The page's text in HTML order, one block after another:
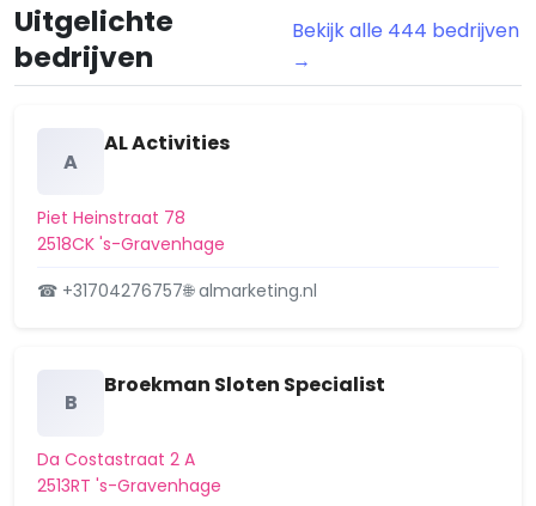
Meldingen - Melding brandveilig
gebruik, Bazarstraat 20, 2518 AJ 's-
Gravenhage
Overig
10 maart 2025
Wijk 08 Duindorp
Wijk 09 Geuzen- en Statenkwartier
Wijk 10 Zorgvliet
Wijk 12 Bomen- en Bloemenbuurt
Wijk 13 Vogelwijk
Wijk 15 Kijkduin en Ockenburgh
Wijk 17 Loosduinen
Uitgelichte
bedrijven
Bekijk alle 444 bedrijven
→
A
AL Activities
Piet Heinstraat 78
2518CK 's-Gravenhage
☎ +31704276757🌐 almarketing.nl
B
Broekman Sloten Specialist
Da Costastraat 2 A
2513RT 's-Gravenhage